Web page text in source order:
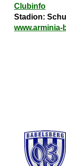
Clubinfo
Stadion:
www.arminia-